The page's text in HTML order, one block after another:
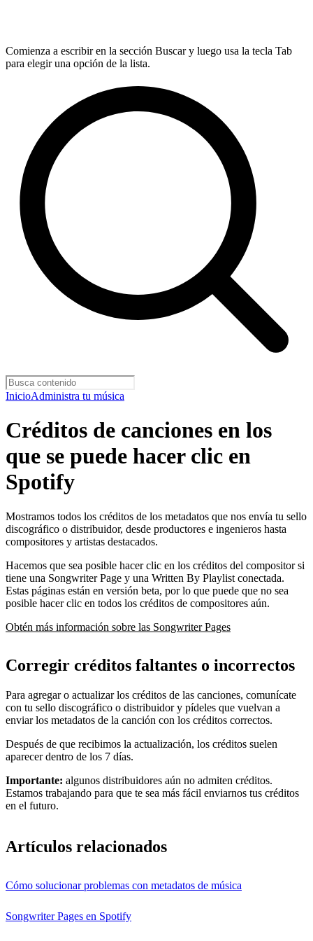
Comienza a escribir en la sección Buscar y luego usa la tecla Tab
para elegir una opción de la lista.
InicioAdministra tu música
Créditos de canciones en los
que se puede hacer clic en
Spotify
Mostramos todos los créditos de los metadatos que nos envía tu sello
discográfico o distribuidor, desde productores e ingenieros hasta
compositores y artistas destacados.
Hacemos que sea posible hacer clic en los créditos del compositor si
tiene una Songwriter Page y una Written By Playlist conectada.
Estas páginas están en versión beta, por lo que puede que no sea
posible hacer clic en todos los créditos de compositores aún.
Obtén más información sobre las Songwriter Pages
Corregir créditos faltantes o incorrectos
Para agregar o actualizar los créditos de las canciones, comunícate
con tu sello discográfico o distribuidor y pídeles que vuelvan a
enviar los metadatos de la canción con los créditos correctos.
Después de que recibimos la actualización, los créditos suelen
aparecer dentro de los 7 días.
Importante: algunos distribuidores aún no admiten créditos.
Estamos trabajando para que te sea más fácil enviarnos tus créditos
en el futuro.
Artículos relacionados
Cómo solucionar problemas con metadatos de música
Songwriter Pages en Spotify